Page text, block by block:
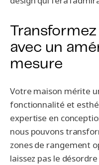
avec un
mesure
Votre maison mérite
fonctionnalité et
expertise en
nous pouvons
zones de rangement
laissez pas le